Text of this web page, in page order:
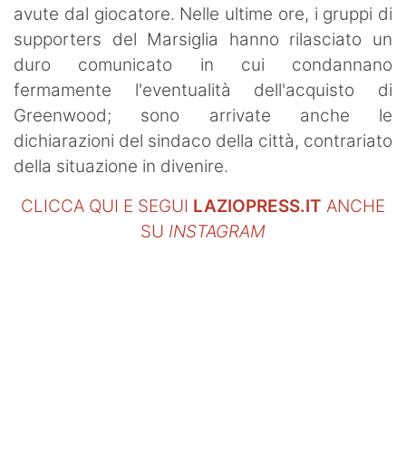
avute dal giocatore. Nelle ultime ore, i gruppi di
supporters del Marsiglia hanno rilasciato un
duro comunicato in cui condannano
fermamente l'eventualità dell'acquisto di
Greenwood; sono arrivate anche le
dichiarazioni del sindaco della città, contrariato
della situazione in divenire.
CLICCA QUI E SEGUI LAZIOPRESS.IT ANCHE
SU INSTAGRAM